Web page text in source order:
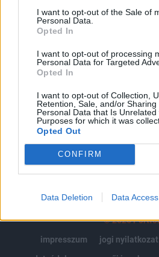
I want to opt-out of the Sale of
Personal Data.
Opted In
I want to opt-out of processing
Personal Data for Targeted
Opted In
I want to opt-out of Collection,
Retention, Sale, and/or Sharing
Personal Data that Is Unrelated
Purposes for which it was
Opted Out
CONFIRM
Data Deletion Data Access
Az előfizetés a következőket
Portfolio.hu teljes
Kötéslisták: BÉT elmúlt 2 év
kötéslistái
MÁR ELŐFIZETŐNK VAGY?
© 2026
impresszum
jogi nyilatkozat